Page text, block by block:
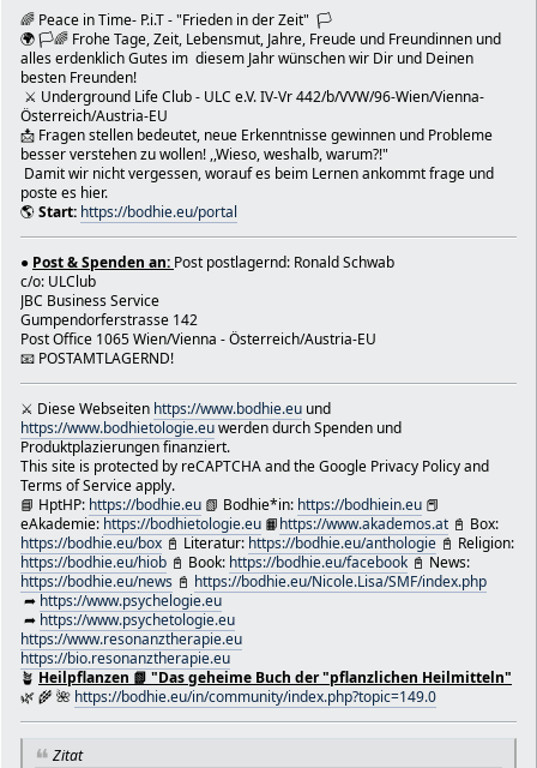
wirklich Sie sind, der abonnieren möchte. Dies ist
Mailingliste, was bedeutet, dass die Abonnentenliste
Nichtmitgliedern nicht eingesehen werden kann.
Wikie hilft: https://de.wikipedia.org/wiki/
Das könnte Dich/Sie auch interessieren:
● Mache Notizen & Fotos!
🇦🇹 Unverdrossen mit einem Servus aus Wien!
⭐️ Bodhie™ Ronald "ronnie" Johannes deClaire Schwab
🏳 Bodhietologie™ (Gründer; Mentor & Administrator)
● Lebenslauf SuperVisor Gastronomie ★
https://bodhie.eu/simple/index.php/topic,8.0.html
★ Bodhietologe Ï https://bodhie.eu Ï https://
https://www.akademos.at
📩 office@bodhie.eu
😎 Gastronom - Supervisor
💥 Ehrenamtlicher Consultant
🎸 Künstler & Veranstaltungsberater
★ Obmann Underground Life Club™ Chairman Staff Officer
⚔ ULC e.V. LPD IV-Vr 442/b/VVW/96™ 🇦🇹 Wien/Vienna-
🇪🇺
☝ ULC Regeln: https://bodhie.eu/simple/index.php/
📖 WICHTIGE ANMERKUNG
Achten Sie beim Studieren dieses eBuch sehr, sehr
dass Sie niemals über ein Wort hinweggehen, das Sie
verstehen. Der einzige Grund warum jemand ein Studium
oder lernunfähig wird liegt darin dass er über ein nicht
Wort oder eine nicht verstandene Redewendung
der Stoff verwirrend wird oder Sie ihn anscheinend
können wird es kurz davor ein Wort geben das Sie nicht
Gehen Sie nicht weiter sondern gehen Sie VOR den Punkt
Schwierigkeiten gerieten finden Sie das missverstandene
Sie ein Verzeichnis der Ausdrücke, die Ihnen
sind, mit den Definitionen, die im Rahmen dieses
🌈 Peace in Time- P.i.T - "Frieden in der Zeit" 🏳
🌍 🏳🌈 Frohe Tage, Zeit, Lebensmut, Jahre, Freude und Freundinnen und
alles erdenklich Gutes im diesem Jahr wünschen wir Dir und Deinen
besten Freunden!
⚔ Underground Life Club - ULC e.V. IV-Vr 442/b/VVW/96-Wien/Vienna-
Österreich/Austria-EU
📩 Fragen stellen bedeutet, neue Erkenntnisse gewinnen und Probleme
besser verstehen zu wollen! ,,Wieso, weshalb, warum?!"
Damit wir nicht vergessen, worauf es beim Lernen ankommt frage und
poste es hier.
🌎Start: https://bodhie.eu/portal
● Post & Spenden an: Post postlagernd: Ronald Schwab
c/o: ULClub
JBC Business Service
Gumpendorferstrasse 142
Post Office 1065 Wien/Vienna - Österreich/Austria-EU
📧 POSTAMTLAGERND!
⚔ Diese Webseiten https://www.bodhie.eu und
https://www.bodhietologie.euwerden durch Spenden und
Produktplazierungen finanziert.
This site is protected by reCAPTCHA and the Google Privacy Policy and
Terms of Service apply.
📘 HptHP: https://bodhie.eu 📗 Bodhie*in: https://bodhiein.eu 📕
eAkademie: https://bodhietologie.eu 📙https://www.akademos.at 📓 Box:
https://bodhie.eu/box 📓 Literatur: https://bodhie.eu/anthologie 📓 Religion:
https://bodhie.eu/hiob 📓 Book: https://bodhie.eu/facebook 📓 News:
https://bodhie.eu/news 📓 https://bodhie.eu/Nicole.Lisa/SMF/index.php
➦ https://www.psychelogie.eu
➦ https://www.psychetologie.eu
https://www.resonanztherapie.eu
https://bio.resonanztherapie.eu
🪴 Heilpflanzen 📗 "Das geheime Buch der "pflanzlichen Heilmitteln"
🌿 🌾 🌺 https://bodhie.eu/in/community/index.php?topic=149.0
Zitat